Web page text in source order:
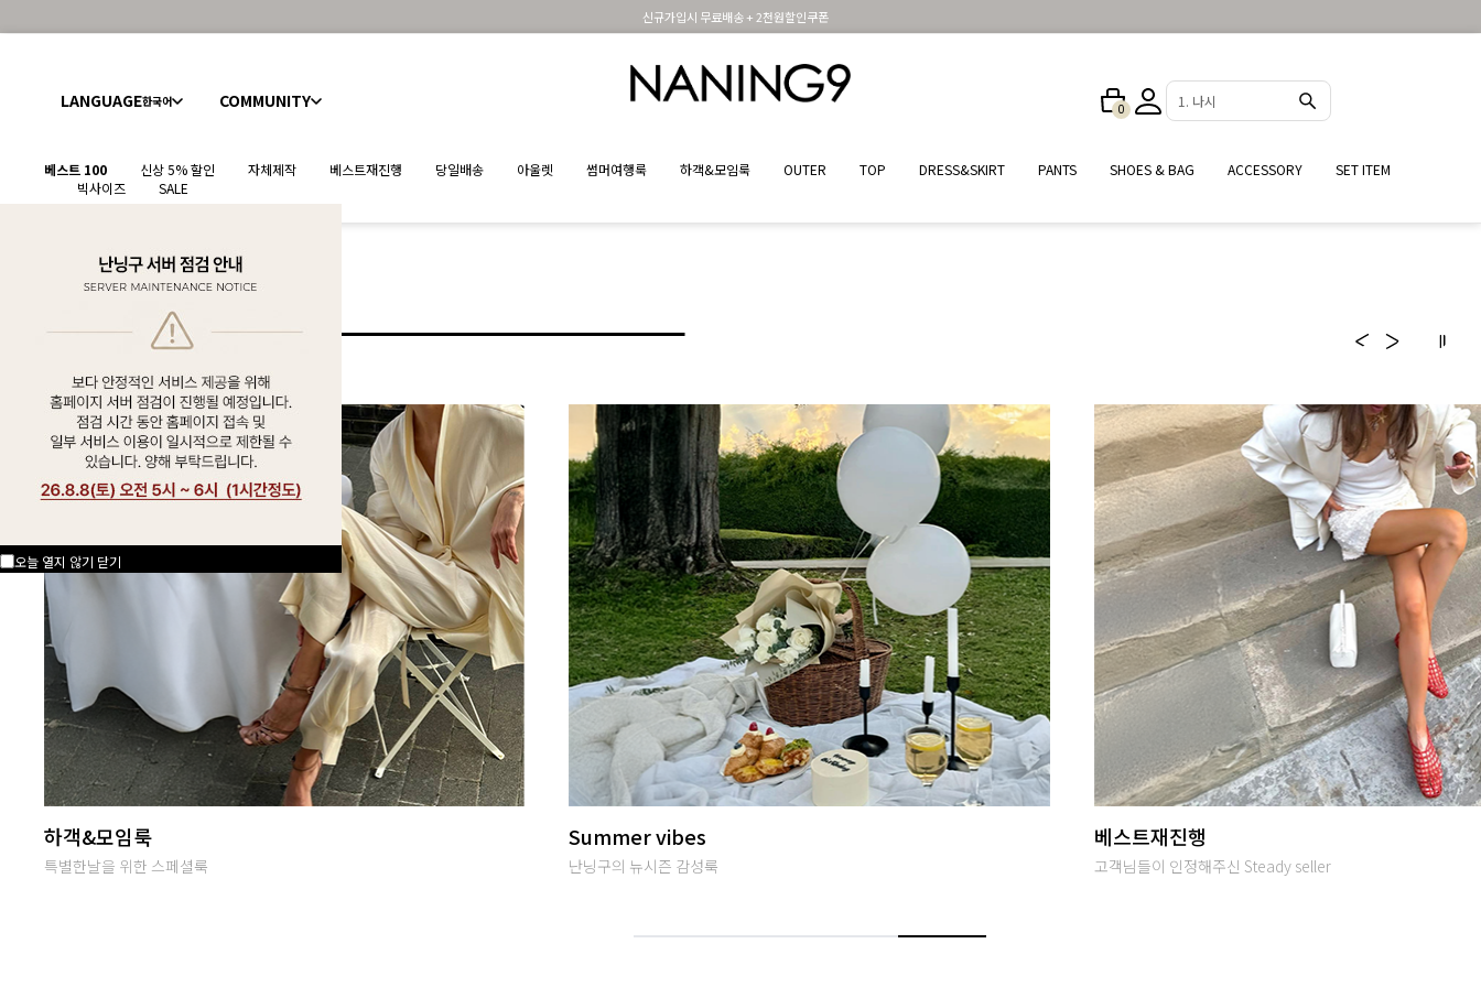
휴면 해제시 무료배송쿠폰
LANGUAGE한국어 COMMUNITY 0 3. 반바지
베스트 100 신상 5% 할인 자체제작 베스트재진행 당일배송 아울렛 썸머여행룩 하객&모임룩 OUTER TOP DRESS&SKIRT PANTS SHOES & BAG ACCESSORY
SET ITEM
빅사이즈
SALE
여름철 필수 데일리 셔츠
난닝구 라이브방송
단골맺고 득템하세요
썸머여행룩
편안하면서 특별한 휴양지룩
당일발송
오후 2시까지 입금완료시 당일출고
오늘 열지 않기 닫기